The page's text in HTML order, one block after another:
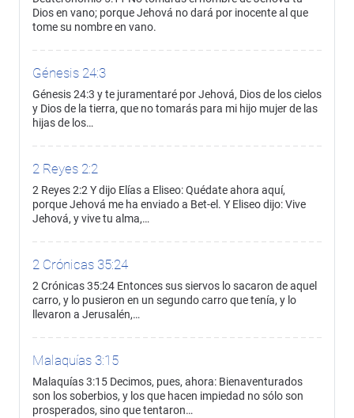
Dios en vano; porque Jehová no dará por inocente al que
tome su nombre en vano.
Génesis 24:3
Génesis 24:3 y te juramentaré por Jehová, Dios de los cielos
y Dios de la tierra, que no tomarás para mi hijo mujer de las
hijas de los…
2 Reyes 2:2
2 Reyes 2:2 Y dijo Elías a Eliseo: Quédate ahora aquí,
porque Jehová me ha enviado a Bet-el. Y Eliseo dijo: Vive
Jehová, y vive tu alma,…
2 Crónicas 35:24
2 Crónicas 35:24 Entonces sus siervos lo sacaron de aquel
carro, y lo pusieron en un segundo carro que tenía, y lo
llevaron a Jerusalén,…
Malaquías 3:15
Malaquías 3:15 Decimos, pues, ahora: Bienaventurados
son los soberbios, y los que hacen impiedad no sólo son
prosperados, sino que tentaron…